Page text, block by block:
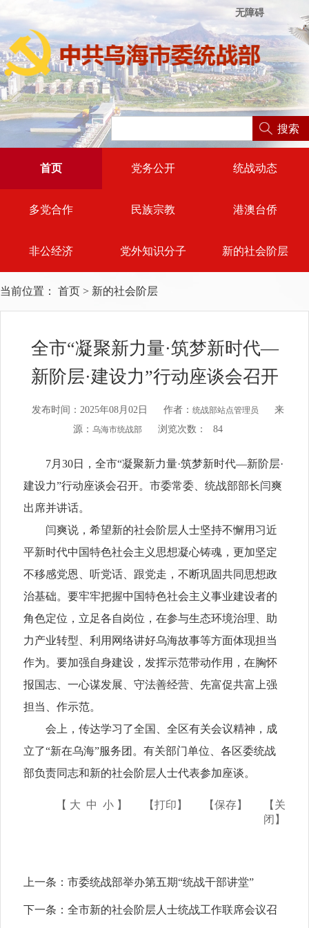
无障碍
搜索
首页 党务公开 统战动态
多党合作 民族宗教 港澳台侨
非公经济 党外知识分子 新的社会阶层
当前位置： 首页 > 新的社会阶层
全市“凝聚新力量·筑梦新时代—
新阶层·建设力”行动座谈会召开
发布时间：2025年08月02日 作者： 统战部站点管理员
来
源： 乌海市统战部 浏览次数： 84
7月30日，全市“凝聚新力量·筑梦新时代—新阶层·
建设力”行动座谈会召开。市委常委、统战部部长闫爽
出席并讲话。
闫爽说，希望新的社会阶层人士坚持不懈用习近
平新时代中国特色社会主义思想凝心铸魂，更加坚定
不移感党恩、听党话、跟党走，不断巩固共同思想政
治基础。要牢牢把握中国特色社会主义事业建设者的
角色定位，立足各自岗位，在参与生态环境治理、助
力产业转型、利用网络讲好乌海故事等方面体现担当
作为。要加强自身建设，发挥示范带动作用，在胸怀
报国志、一心谋发展、守法善经营、先富促共富上强
担当、作示范。
会上，传达学习了全国、全区有关会议精神，成
立了“新在乌海”服务团。有关部门单位、各区委统战
部负责同志和新的社会阶层人士代表参加座谈。
【 大 中 小 】 【打印】 【保存】
【关
闭】
上一条： 市委统战部举办第五期“统战干部讲堂”
下一条： 全市新的社会阶层人士统战工作联席会议召